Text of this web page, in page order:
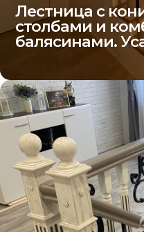
Лестница с
столбами и
балясинами.